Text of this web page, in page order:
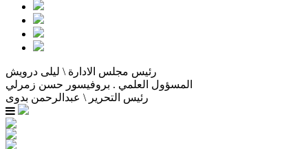
رئيس مجلس الادارة \ ليلى درويش
المسؤول العلمي . بروفيسور حسن زمرلي
رئيس التحرير \ عبدالرحمن بدوى